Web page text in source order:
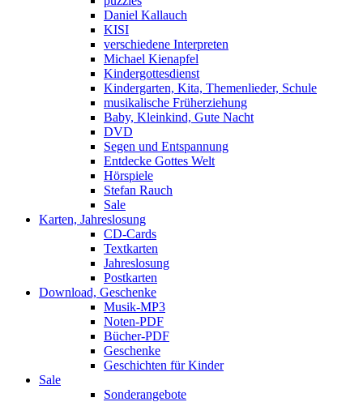
Daniel Kallauch
KISI
verschiedene Interpreten
Michael Kienapfel
Kindergottesdienst
Kindergarten, Kita, Themenlieder, Schule
musikalische Früherziehung
Baby, Kleinkind, Gute Nacht
DVD
Segen und Entspannung
Entdecke Gottes Welt
Hörspiele
Stefan Rauch
Sale
Karten, Jahreslosung
CD-Cards
Textkarten
Jahreslosung
Postkarten
Download, Geschenke
Musik-MP3
Noten-PDF
Bücher-PDF
Geschenke
Geschichten für Kinder
Sale
Sonderangebote